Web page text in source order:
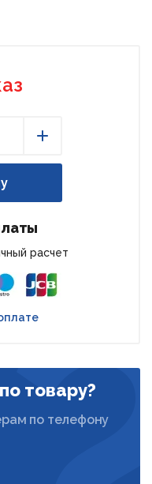
расчет
товару?
по телефону